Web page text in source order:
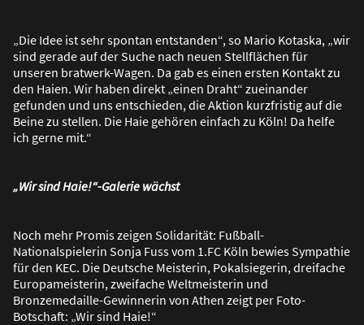
„Die Idee ist sehr spontan entstanden“, so Mario Kotaska, „wir
sind gerade auf der Suche nach neuen Stellflächen für
unseren bratwerk-Wagen. Da gab es einen ersten Kontakt zu
den Haien. Wir haben direkt „einen Draht“ zueinander
gefunden und uns entschieden, die Aktion kurzfristig auf die
Beine zu stellen. Die Haie gehören einfach zu Köln! Da helfe
ich gerne mit.“
„Wir sind Haie!“-Galerie wächst
Noch mehr Promis zeigen Solidarität: Fußball-
Nationalspielerin Sonja Fuss vom 1.FC Köln bewies Sympathie
für den KEC. Die Deutsche Meisterin, Pokalsiegerin, dreifache
Europameisterin, zweifache Weltmeisterin und
Bronzemedaille-Gewinnerin von Athen zeigt per Foto-
Botschaft: „Wir sind Haie!“